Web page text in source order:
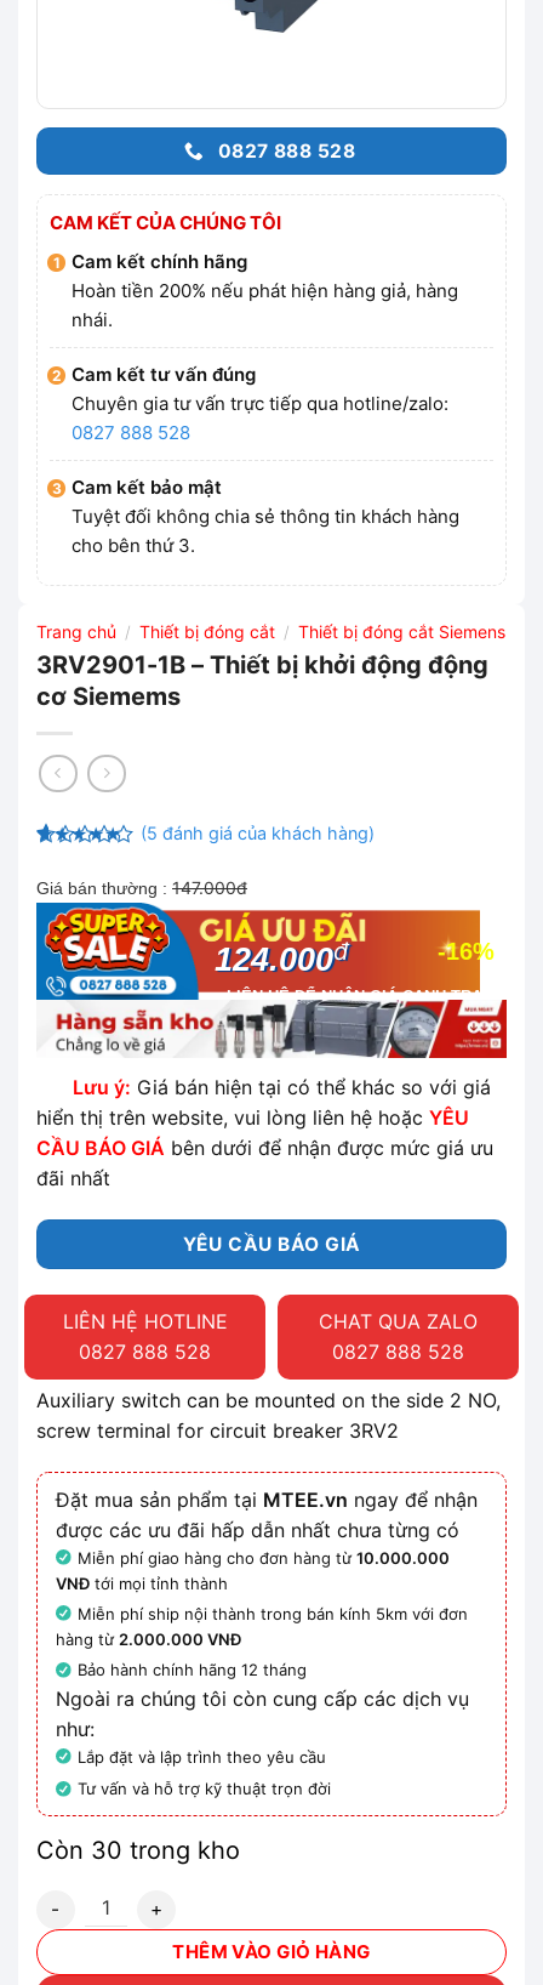
0827 888 528
CAM KẾT CỦA CHÚNG TÔI
Cam kết chính hãng
Hoàn tiền 200% nếu phát hiện hàng giả, hàng
nhái.
Cam kết tư vấn đúng
Chuyên gia tư vấn trực tiếp qua hotline/zalo:
0827 888 528
Cam kết bảo mật
Tuyệt đối không chia sẻ thông tin khách hàng
cho bên thứ 3.
Trang chủ / Thiết bị đóng cắt / Thiết bị đóng cắt Siemens
3RV2901-1B – Thiết bị khởi động động
cơ Siemems
dựa trên
đánh giá
(5 đánh giá của khách hàng)
Giá bán thường : 147.000đ
-16%
124.000đ
LIÊN HỆ ĐỂ NHẬN GIÁ CẠNH TRANH
NHẤT THỊ TRƯỜNG
Lưu ý: Giá bán hiện tại có thể khác so với giá
hiển thị trên website, vui lòng liên hệ hoặc YÊU
CẦU BÁO GIÁ bên dưới để nhận được mức giá ưu
đãi nhất
YÊU CẦU BÁO GIÁ
LIÊN HỆ HOTLINE
0827 888 528
CHAT QUA ZALO
0827 888 528
Auxiliary switch can be mounted on the side 2 NO,
screw terminal for circuit breaker 3RV2
Đặt mua sản phẩm tại MTEE.vn ngay để nhận
được các ưu đãi hấp dẫn nhất chưa từng có
Miễn phí giao hàng cho đơn hàng từ10.000.000
VNĐ tới mọi tỉnh thành
Miễn phí ship nội thành trong bán kính 5km với đơn
hàng từ2.000.000 VNĐ
Bảo hành chính hãng 12 tháng
Ngoài ra chúng tôi còn cung cấp các dịch vụ
như:
Lắp đặt và lập trình theo yêu cầu
Tư vấn và hỗ trợ kỹ thuật trọn đời
Còn 30 trong kho
3RV2901-1B - Thiết bị khởi động động cơ Siemems số lượng
THÊM VÀO GIỎ HÀNG